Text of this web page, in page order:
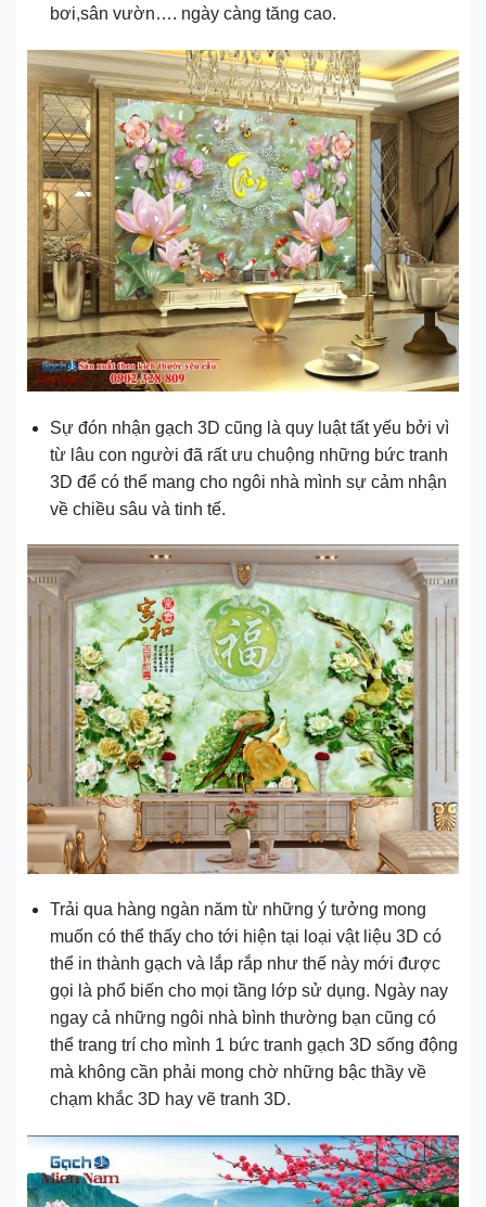
bơi,sân vườn…. ngày càng tăng cao.
Sự đón nhận gạch 3D cũng là quy luật tất yếu bởi vì
từ lâu con người đã rất ưu chuộng những bức tranh
3D để có thể mang cho ngôi nhà mình sự cảm nhận
về chiều sâu và tinh tế.
Trải qua hàng ngàn năm từ những ý tưởng mong
muốn có thể thấy cho tới hiện tại loại vật liệu 3D có
thể in thành gạch và lắp rắp như thế này mới được
gọi là phổ biến cho mọi tầng lớp sử dụng. Ngày nay
ngay cả những ngôi nhà bình thường bạn cũng có
thể trang trí cho mình 1 bức tranh gạch 3D sống động
mà không cần phải mong chờ những bậc thầy về
chạm khắc 3D hay vẽ tranh 3D.